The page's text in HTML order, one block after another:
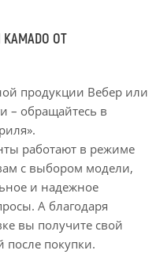
ОТ
продукции Вебер или
– обращайтесь в
работают в режиме
с выбором модели,
и надежное
А благодаря
вы получите свой
после покупки.